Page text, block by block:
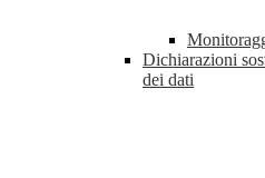
Dichiarazioni
dei dati